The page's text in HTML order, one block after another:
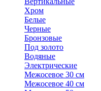
Хром
Белые
Черные
Бронзовые
Под золото
Водяные
Электрические
Межосевое 30 см
Межосевое 40 см